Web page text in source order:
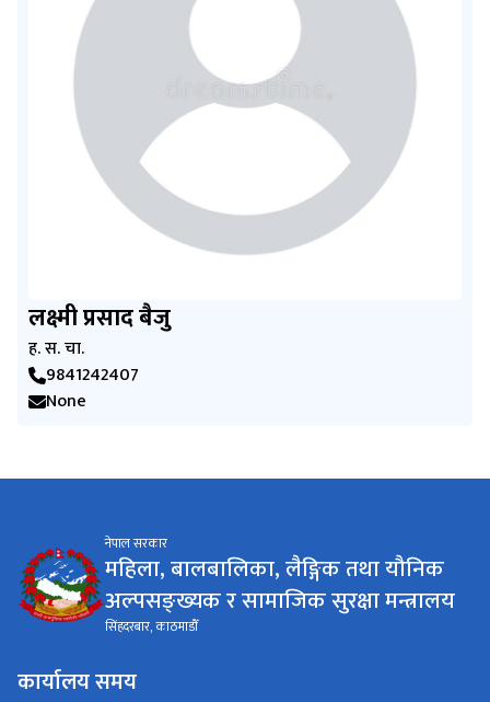
लक्ष्मी प्रसाद बैजु
ह. स. चा.
9841242407
None
नेपाल सरकार
महिला, बालबालिका, लैङ्गिक तथा यौनिक
अल्पसङ्ख्यक र सामाजिक सुरक्षा मन्त्रालय
सिंहदरबार, काठमाडौँ
कार्यालय समय